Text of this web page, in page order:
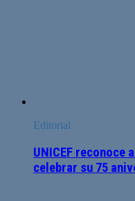
Editorial
UNICEF reconoce
celebrar su 75